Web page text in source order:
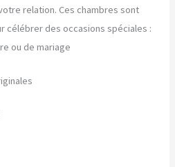
relation. Ces chambres sont
célébrer des occasions spéciales :
ou de mariage